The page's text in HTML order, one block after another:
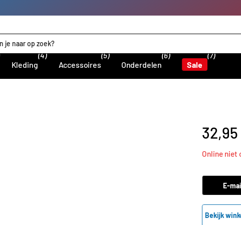
Kleding
(4)
Accessoires
(5)
Onderdelen
(6)
Sale
(7)
32,95
Online niet
E-
Bekijk